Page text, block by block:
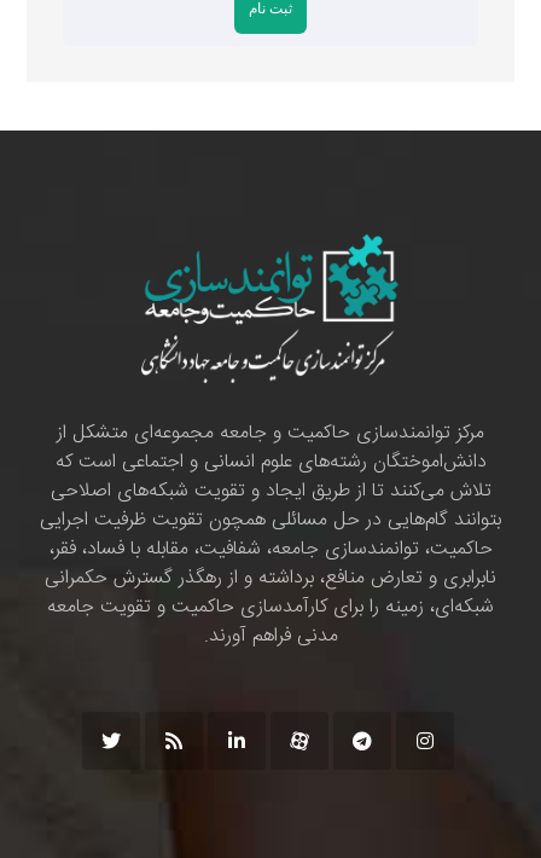
مرکز توانمندسازی حاکمیت و جامعه مجموعه‌ای متشکل از
دانش‌اموختگان رشته‌های علوم انسانی و اجتماعی است که
تلاش می‌کنند تا از طریق ایجاد و تقویت شبکه‌های اصلاحی
بتوانند گام‌هایی در حل مسائلی همچون تقویت ظرفیت اجرایی
حاکمیت، توانمندسازی جامعه، شفافیت، مقابله با فساد، فقر،
نابرابری و تعارض منافع، برداشته و از رهگذر گسترش حکمرانی
شبکه‌ای، زمینه را برای کارآمدسازی حاکمیت و تقویت جامعه
مدنی فراهم آورند.